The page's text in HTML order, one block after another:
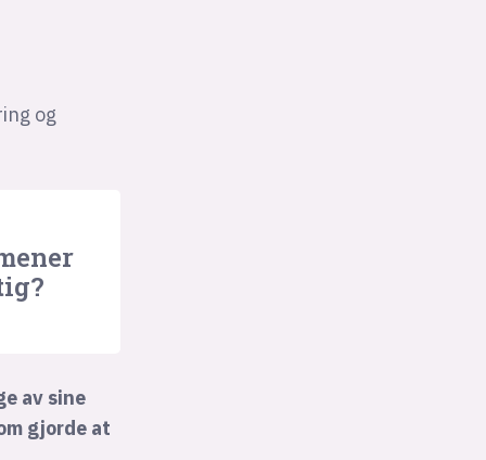
og
av sine
gjorde at